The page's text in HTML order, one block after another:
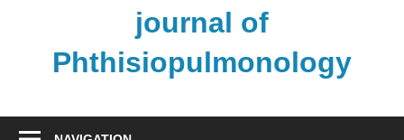
journal of
Phthisiopulmonology